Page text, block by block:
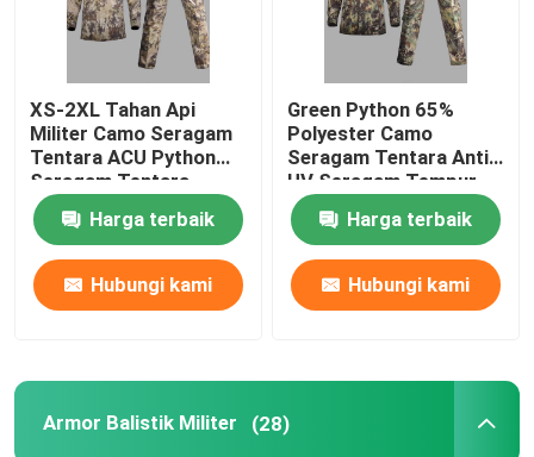
XS-2XL Tahan Api
Militer Camo Seragam
Tentara ACU Python
Seragam Tentara
Gurun
Harga terbaik
Hubungi kami
Green Python 65%
Polyester Camo
Seragam Tentara Anti
UV Seragam Tempur
Militer
Harga terbaik
Hubungi kami
Armor Balistik Militer (28)